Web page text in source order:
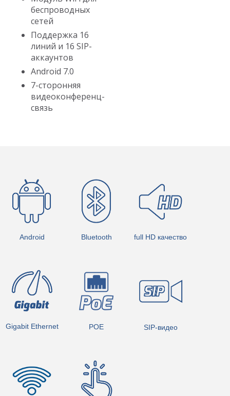
беспроводных
сетей
Поддержка 16
линий и 16 SIP-
аккаунтов
Android 7.0
7-сторонняя
видеоконференц-
связь
Android Bluetooth full HD качество
Gigabit Ethernet POE SIP-видео